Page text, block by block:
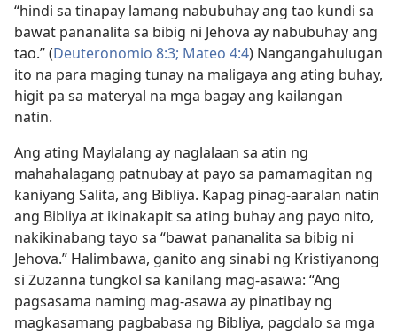
“hindi sa tinapay lamang nabubuhay ang tao kundi sa
bawat pananalita sa bibig ni Jehova ay nabubuhay ang
tao.” (Deuteronomio 8:3; Mateo 4:4) Nangangahulugan
ito na para maging tunay na maligaya ang ating buhay,
higit pa sa materyal na mga bagay ang kailangan
natin.
Ang ating Maylalang ay naglalaan sa atin ng
mahahalagang patnubay at payo sa pamamagitan ng
kaniyang Salita, ang Bibliya. Kapag pinag-aaralan natin
ang Bibliya at ikinakapit sa ating buhay ang payo nito,
nakikinabang tayo sa “bawat pananalita sa bibig ni
Jehova.” Halimbawa, ganito ang sinabi ng Kristiyanong
si Zuzanna tungkol sa kanilang mag-asawa: “Ang
pagsasama naming mag-asawa ay pinatibay ng
magkasamang pagbabasa ng Bibliya, pagdalo sa mga